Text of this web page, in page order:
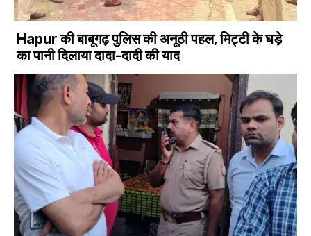
Hapur की बाबूगढ़ पुलिस की अनूठी पहल, मिट्टी के घड़े
का पानी दिलाया दादा-दादी की याद